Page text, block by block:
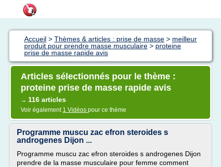
Accueil > Thèmes & articles : prise de masse > meilleur
produit pour prendre masse musculaire > proteine
prise de masse rapide avis
Articles sélectionnés pour le thème :
proteine prise de masse rapide avis
→ 116 articles
Voir également 1 Vidéos pour ce thème
Programme muscu zac efron steroides s
androgenes Dijon ...
Programme muscu zac efron steroides s androgenes Dijon
prendre de la masse musculaire pour femme comment